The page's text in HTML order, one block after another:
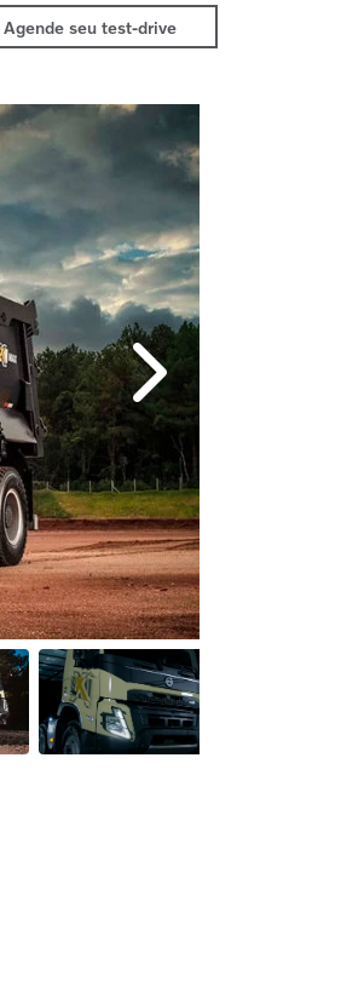
Agende seu test-drive
Próximo